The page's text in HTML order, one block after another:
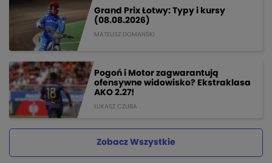
Grand Prix Łotwy: Typy i kursy
(08.08.2026)
MATEUSZ DOMANSKI
Pogoń i Motor zagwarantują
ofensywne widowisko? Ekstraklasa
AKO 2.27!
ŁUKASZ CZUBA
Zobacz Wszystkie